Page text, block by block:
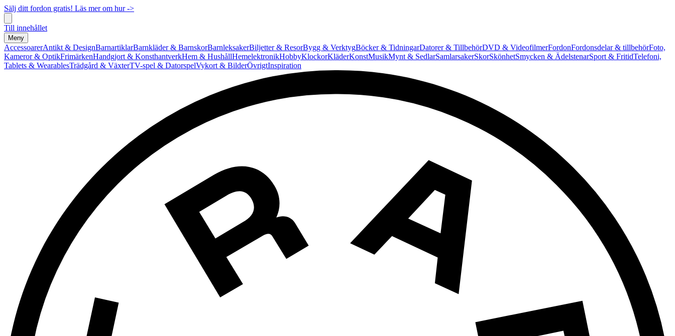
Sälj ditt fordon gratis! Läs mer om hur ->
Till innehållet
Meny
AccessoarerAntikt & DesignBarnartiklarBarnkläder & BarnskorBarnleksakerBiljetter & ResorBygg & VerktygBöcker & TidningarDatorer & TillbehörDVD & VideofilmerFordonFordonsdelar & tillbehörFoto,
Kameror & OptikFrimärkenHandgjort & KonsthantverkHem & HushållHemelektronikHobbyKlockorKläderKonstMusikMynt & SedlarSamlarsakerSkorSkönhetSmycken & ÄdelstenarSport & FritidTelefoni,
Tablets & WearablesTrädgård & VäxterTV-spel & DatorspelVykort & BilderÖvrigtInspiration